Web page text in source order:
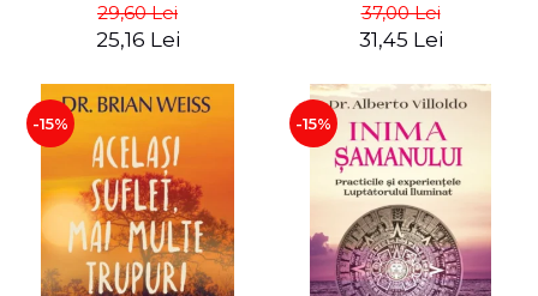
29,60 Lei
25,16 Lei
37,00 Lei
31,45 Lei
-15% -15%